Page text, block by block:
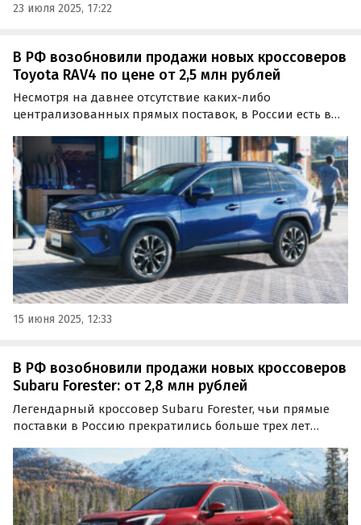
23 июля 2025, 17:22
В РФ возобновили продажи новых кроссоверов
Toyota RAV4 по цене от 2,5 млн рублей
Несмотря на давнее отсутствие каких-либо
централизованных прямых поставок, в России есть в
наш рынок по альтернативным схемам.
15 июня 2025, 12:33
В РФ возобновили продажи новых кроссоверов
Subaru Forester: от 2,8 млн рублей
Легендарный кроссовер Subaru Forester, чьи прямые
поставки в Россию прекратились больше трех лет
параллельного импорта.